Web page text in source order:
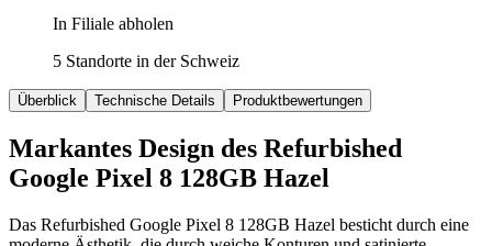
In Filiale abholen
5 Standorte in der Schweiz
Überblick Technische Details Produktbewertungen
Markantes Design des Refurbished
Google Pixel 8 128GB Hazel
Das Refurbished Google Pixel 8 128GB Hazel besticht durch eine